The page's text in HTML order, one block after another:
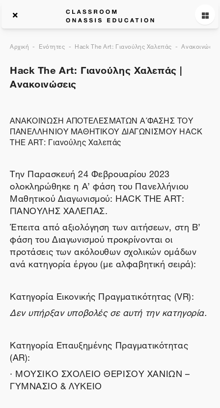
Αρχική Ενότητες Hack The Art: Γιανούλης Χαλεπάς
Hack The Art: Γιανούλης Χαλεπάς |
Ανακοινώσεις
ΑΝΑΚΟΙΝΩΣΗ ΑΠΟΤΕΛΕΣΜΑΤΩΝ Α΄ΦΑΣΗΣ ΤΟΥ
ΠΑΝΕΛΛΗΝΙΟΥ ΜΑΘΗΤΙΚΟΥ ΔΙΑΓΩΝΙΣΜΟΥ HACK
THE ART: Γιανούλης Χαλεπάς
Την Παρασκευή 24 Φεβρουαρίου 2023
ολοκληρώθηκε η A’ φάση του Πανελλήνιου
Μαθητικού Διαγωνισμού: HACK THE ART:
ΓΙΑΝΟΥΛΗΣ ΧΑΛΕΠΑΣ.
Έπειτα από αξιολόγηση των αιτήσεων, στη Β’
φάση του Διαγωνισμού προκρίνονται οι
προτάσεις των ακόλουθων σχολικών ομάδων
ανά κατηγορία έργου (με αλφαβητική σειρά):
Κατηγορία Εικονικής Πραγματικότητας (VR):
Δεν υπήρξαν υποβολές σε αυτή την κατηγορία.
Κατηγορία Επαυξημένης Πραγματικότητας
(AR):
· ΜΟΥΣΙΚΟ ΣΧΟΛΕΙΟ ΘΕΡΙΣΟΥ ΧΑΝΙΩΝ –
ΓΥΜΝΑΣΙΟ & ΛΥΚΕΙΟ